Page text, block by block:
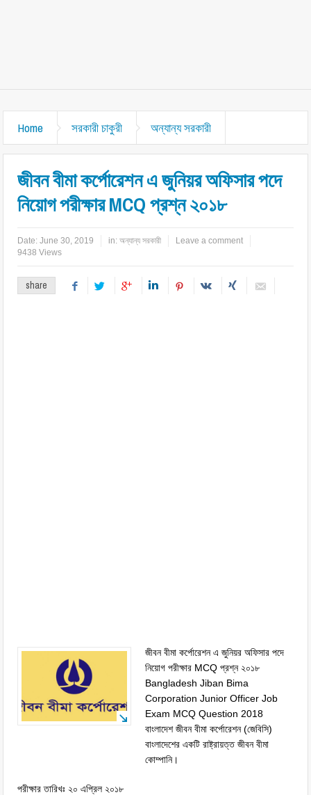
Home সরকারী চাকুরী অন্যান্য সরকারী
জীবন বীমা কর্পোরেশন এ জুনিয়র অফিসার পদে
নিয়োগ পরীক্ষার MCQ প্রশ্ন ২০১৮
Date:June 30, 2019 in:অন্যান্য সরকারী
Leave a comment
9438 Views
share
জীবন বীমা কর্পোরেশন এ জুনিয়র অফিসার পদে
নিয়োগ পরীক্ষার MCQ প্রশ্ন ২০১৮
Bangladesh Jiban Bima
Corporation Junior Officer Job
Exam MCQ Question 2018
বাংলাদেশ জীবন বীমা কর্পোরেশন (জেবিসি)
বাংলাদেশের একটি রাষ্ট্রায়ত্ত জীবন বীমা
কোম্পানি।
পরীক্ষার তারিখঃ ২০ এপ্রিল ২০১৮